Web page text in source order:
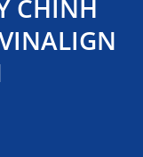
CHỈNH